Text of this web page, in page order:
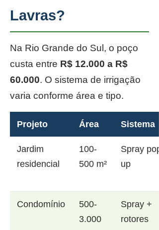
Lavras?
Na Rio Grande do Sul, o poço
custa entre R$ 12.000 a R$
60.000. O sistema de irrigação
varia conforme área e tipo.
Projeto Área Sistema
Jardim
residencial
100-
500 m²
Spray pop-
up
Condomínio
500-
3.000
Spray +
rotores